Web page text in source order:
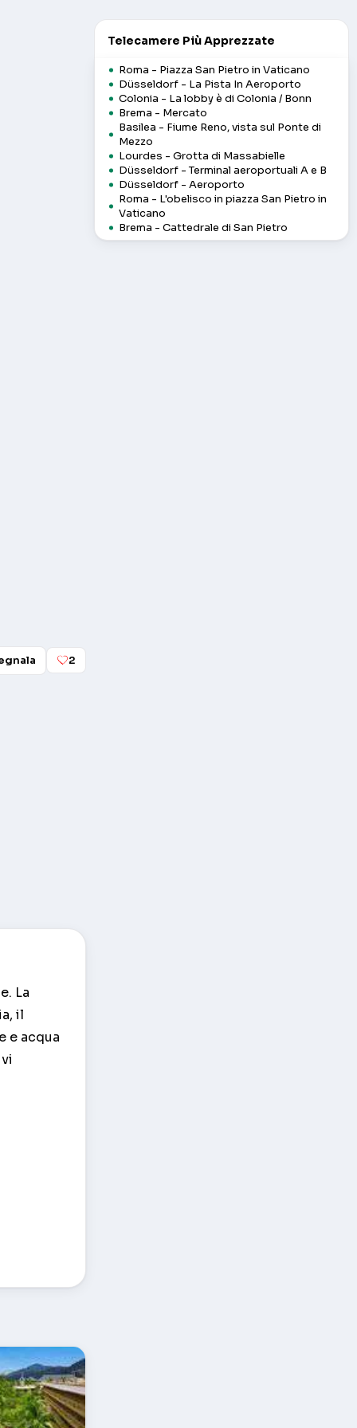
2
La
il
e acqua
Telecamere Più Apprezzate
Roma - Piazza San Pietro in Vaticano
Düsseldorf - La Pista In Aeroporto
Colonia - La lobby è di Colonia / Bonn
Brema - Mercato
Basilea - Fiume Reno, vista sul Ponte di
Mezzo
Lourdes - Grotta di Massabielle
Düsseldorf - Terminal aeroportuali A e B
Düsseldorf - Aeroporto
Roma - L'obelisco in piazza San Pietro in
Vaticano
Brema - Cattedrale di San Pietro